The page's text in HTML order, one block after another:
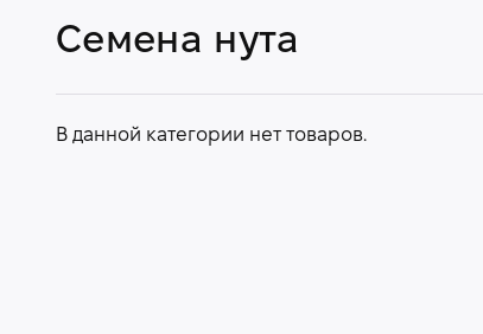
Семена нута
В данной категории нет товаров.